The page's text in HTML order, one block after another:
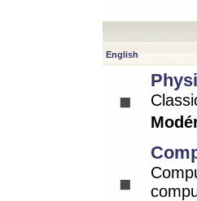
English